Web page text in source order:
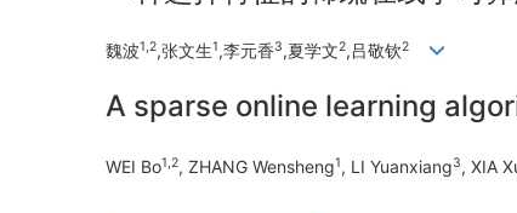
魏波1,2,张文生1,李元香3,夏学文2,吕敬钦2
A sparse online learning
WEI Bo1,2, ZHANG Wensheng1, LI Yuanxiang3, XIA